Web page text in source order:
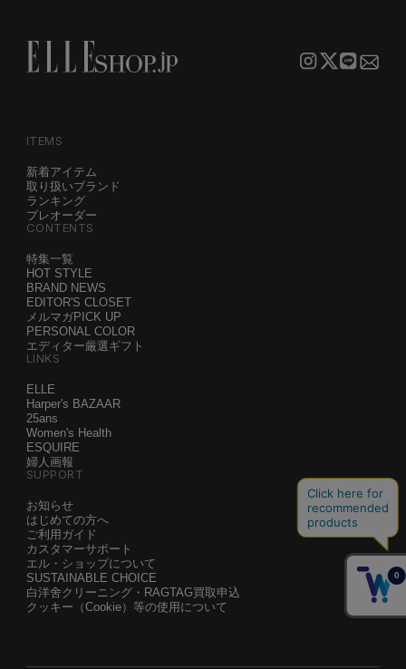
ITEMS
新着アイテム
取り扱いブランド
ランキング
プレオーダー
CONTENTS
特集一覧
HOT STYLE
BRAND NEWS
EDITOR'S CLOSET
メルマガPICK UP
PERSONAL COLOR
エディター厳選ギフト
LINKS
ELLE
Harper's BAZAAR
25ans
Women's Health
ESQUIRE
婦人画報
SUPPORT
お知らせ
はじめての方へ
ご利用ガイド
カスタマーサポート
エル・ショップについて
SUSTAINABLE CHOICE
白洋舍クリーニング・RAGTAG買取申込
クッキー（Cookie）等の使用について